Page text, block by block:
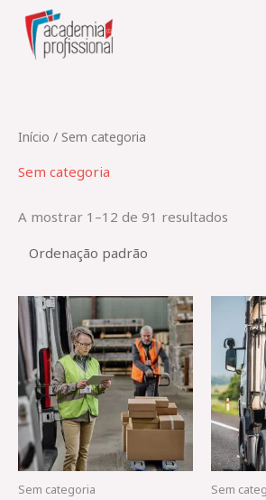
content
Início / Sem categoria
Sem categoria
A mostrar 1–12 de 91 resultados
Sem categoria Sem